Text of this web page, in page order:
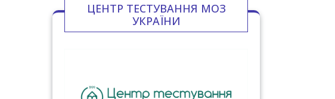
ЦЕНТР ТЕСТУВАННЯ МОЗ
УКРАЇНИ